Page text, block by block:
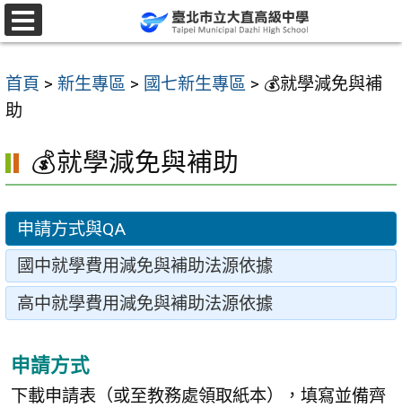
跳
至
要
內
區
首頁 > 新生專區 > 國七新生專區 > 💰就學減免與補
助
💰就學減免與補助
申請方式與QA
國中就學費用減免與補助法源依據
高中就學費用減免與補助法源依據
申請方式
下載申請表（或至教務處領取紙本），填寫並備齊
選
單